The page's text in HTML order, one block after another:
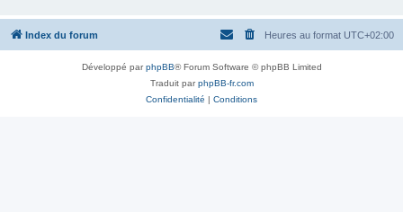
e
Index du forum Heures au format UTC+02:00
Développé parphpBB® Forum Software © phpBB Limited
Traduit parphpBB-fr.com
Confidentialité | Conditions